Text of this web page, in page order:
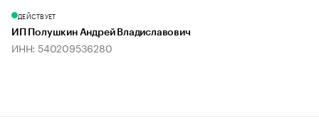
ДЕЙСТВУЕТ
ИП Полушкин Андрей Владиславович
ИНН: 540209536280